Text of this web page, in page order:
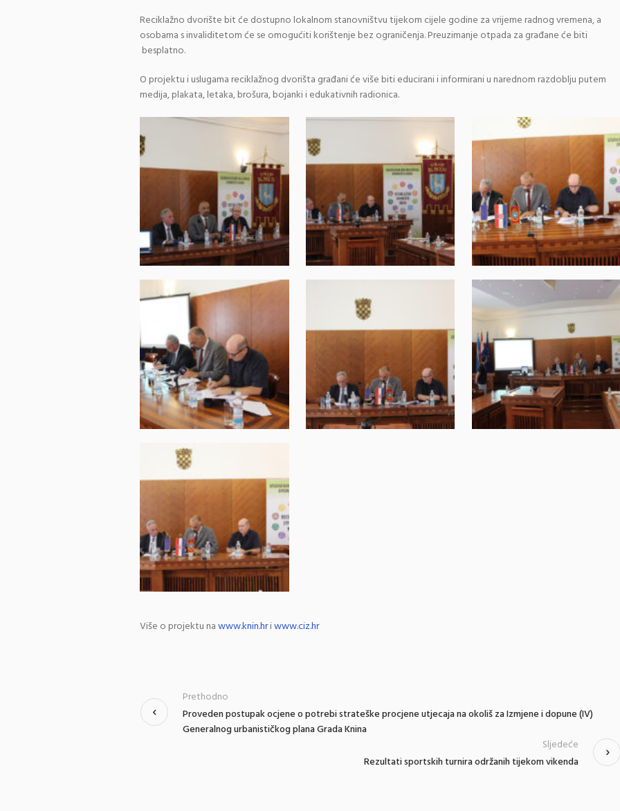
Reciklažno dvorište bit će dostupno lokalnom stanovništvu tijekom cijele godine za vrijeme radnog vremena, a
osobama s invaliditetom će se omogućiti korištenje bez ograničenja. Preuzimanje otpada za građane će biti
besplatno.
O projektu i uslugama reciklažnog dvorišta građani će više biti educirani i informirani u narednom razdoblju putem
medija, plakata, letaka, brošura, bojanki i edukativnih radionica.
Više o projektu nawww.knin.hriwww.ciz.hr
Proveden postupak ocjene o potrebi strateške procjene utjecaja na okoliš za Izmjene i dopune (IV)
Generalnog urbanističkog plana Grada Knina
Prethodno
Rezultati sportskih turnira održanih tijekom vikenda
Sljedeće